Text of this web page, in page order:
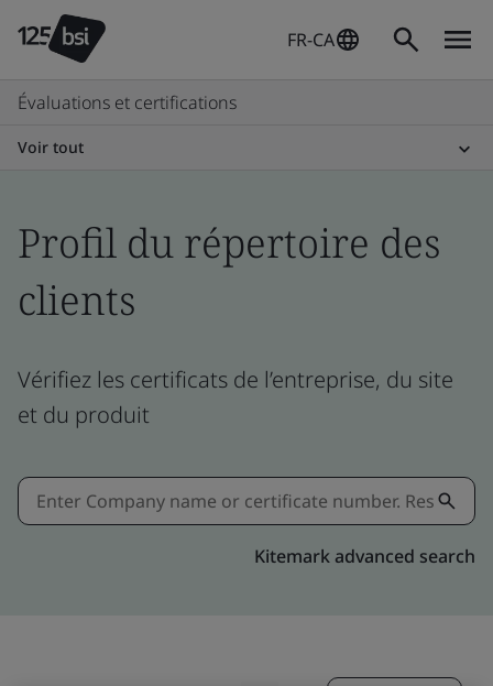
FR-CA
Évaluations et certifications
Voir tout
Profil du répertoire des
clients
Vérifiez les certificats de l’entreprise, du site
et du produit
Kitemark advanced search